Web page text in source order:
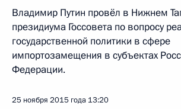
Владимир Путин провёл в Нижнем
президиума Госсовета по вопросу
государственной политики в сфере
импортозамещения в субъектах
Федерации.
25 ноября 2015 года 13:20